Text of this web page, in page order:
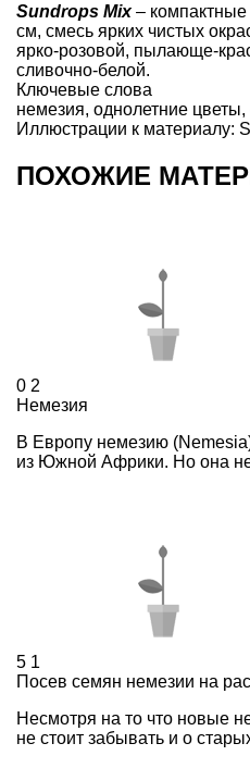
Sundrops Mix– компактные
см, смесь ярких чистых
ярко-розовой, пылающе-
сливочно-белой.
Ключевые слова
немезия, однолетние цветы,
Иллюстрации к материалу:
ПОХОЖИЕ
0 2
Немезия
В Европу немезию
из Южной Африки. Но она
5 1
Посев семян немезии на
Несмотря на то что новые
не стоит забывать и о